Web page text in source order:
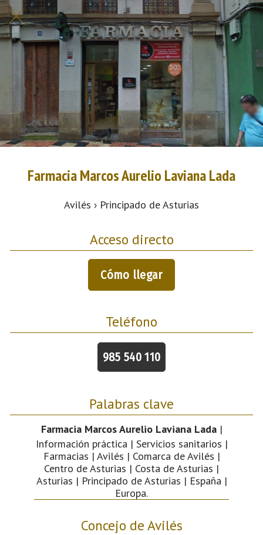
Farmacia Marcos Aurelio Laviana Lada
Avilés › Principado de Asturias
Acceso directo
Cómo llegar
Teléfono
985 540 110
Palabras clave
Farmacia Marcos Aurelio Laviana Lada|
Información práctica | Servicios sanitarios |
Farmacias | Avilés | Comarca de Avilés |
Centro de Asturias | Costa de Asturias |
Asturias | Principado de Asturias | España |
Europa.
Concejo de Avilés